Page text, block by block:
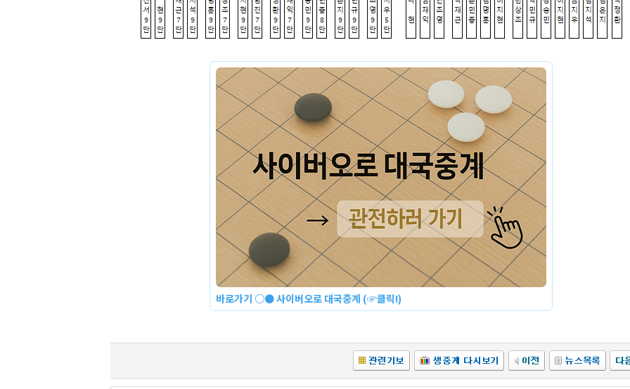
바로가기 ○● 사이버오로 대국중계 (☞클릭!)